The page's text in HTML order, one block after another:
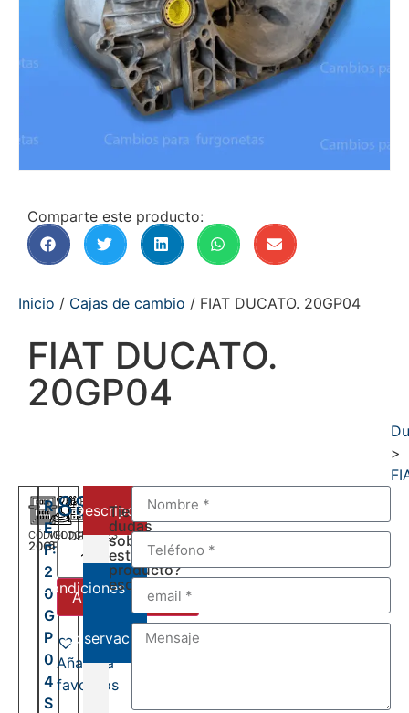
Comparte este producto:
Inicio / Cajas de cambio / FIAT DUCATO. 20GP04
FIAT DUCATO.
20GP04
>
CÓDIGO
20GP04
VELOCIDADES
6
DEL:
AL:
R
E
F:
2
0
G
P
0
4
S
880,00€
Añadir al carrito
Añadir a
favoritos
Descripción
Condiciones de venta
Observaciones
Tienes
dudas
sobre
este
producto?
escríbenos: